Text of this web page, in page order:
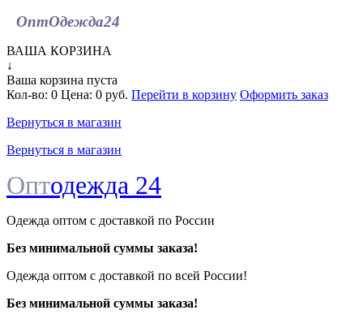
ОптОдежда24
ВАША КОРЗИНА
↓
Ваша корзина пуста
Кол-во: 0 Цена: 0 руб. Перейти в корзину Оформить заказ
Вернуться в магазин
Вернуться в магазин
Оптодежда 24
Одежда оптом с доставкой по России
Без минимальной суммы заказа!
Одежда оптом c доставкой по всей России!
Без минимальной суммы заказа!